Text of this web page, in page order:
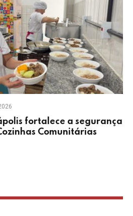
fortalece a segurança
Comunitárias